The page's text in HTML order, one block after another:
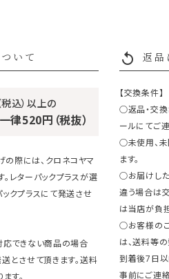
いて
税込）以上の
律520円（税抜）
際には、クロネコヤマ
レターパックプラスが選
クプラスにて発送させ
応できない商品の場合
とさせて頂きます。送料
す。
replay 返品
【交換条件】
○返品・交換
ールにてご
○未使用、未
ます。
○お届けした
違う場合は
は当店が負
○お客様のご
は、送料等
到着後7日以
事前にご連絡